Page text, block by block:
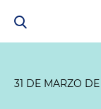
31 DE MARZO